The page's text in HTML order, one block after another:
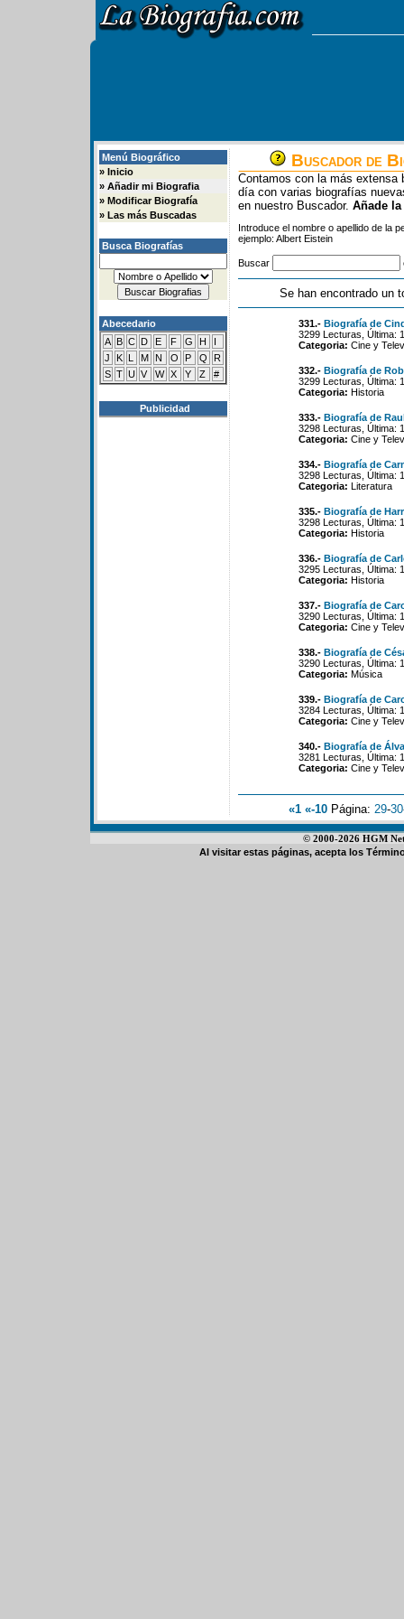
Menú Biográfico
» Inicio
» Añadir mi Biografia
» Modificar Biografía
» Las más Buscadas
Busca Biografías
Abecedario
A B C D E F G H
I
J
K L M N O P Q
R
S T U V W X Y Z #
Publicidad
Buscador de
Contamos con la más extensa
día con varias biografías
en nuestro Buscador. Añade
Introduce el nombre o apellido de la
ejemplo: Albert Eistein
Buscar
Se han encontrado un
331.- Biografía de
3299 Lecturas, Última:
Categoria: Cine y
332.- Biografía de
3299 Lecturas, Última:
Categoria: Historia
333.- Biografía de
3298 Lecturas, Última:
Categoria: Cine y
334.- Biografía de
3298 Lecturas, Última:
Categoria: Literatura
335.- Biografía de
3298 Lecturas, Última:
Categoria: Historia
336.- Biografía de
3295 Lecturas, Última:
Categoria: Historia
337.- Biografía de
3290 Lecturas, Última:
Categoria: Cine y
338.- Biografía de
3290 Lecturas, Última:
Categoria: Música
339.- Biografía de
3284 Lecturas, Última:
Categoria: Cine y
340.- Biografía de
3281 Lecturas, Última:
Categoria: Cine y
«1 «-10 Página: 29-30
© 2000-2026 HGM
Al visitar estas páginas, acepta los